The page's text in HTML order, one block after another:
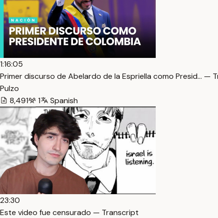
1:16:05
Primer discurso de Abelardo de la Espriella como Presid… —
Pulzo
8,491
1 Spanish
23:30
Este video fue censurado — Transcript